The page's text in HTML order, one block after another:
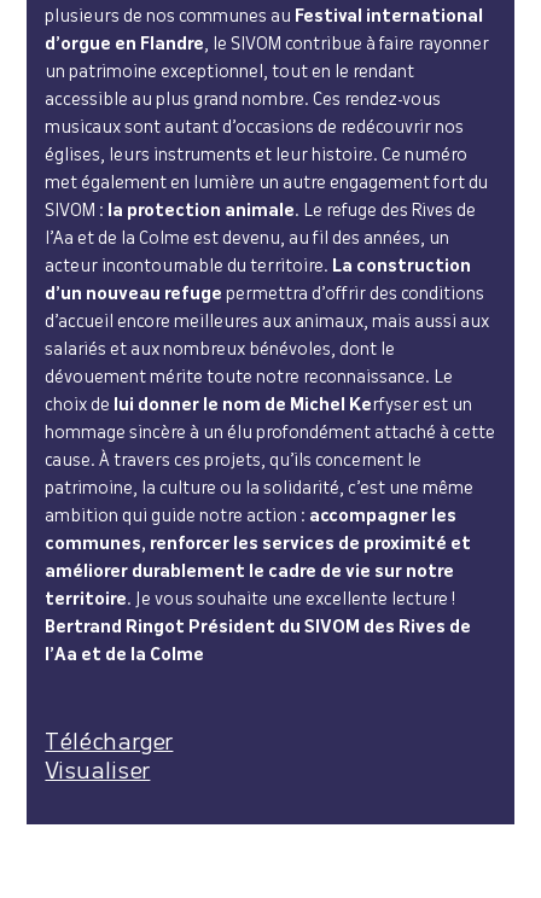
plusieurs de nos communes au Festival international
d’orgue en Flandre, le SIVOM contribue à faire rayonner
un patrimoine exceptionnel, tout en le rendant
accessible au plus grand nombre. Ces rendez-vous
musicaux sont autant d’occasions de redécouvrir nos
églises, leurs instruments et leur histoire. Ce numéro
met également en lumière un autre engagement fort du
SIVOM :
la protection animale. Le refuge des Rives de
l’Aa et de la Colme est devenu, au fil des années, un
acteur incontournable du territoire. La construction
d’un nouveau refuge permettra d’offrir des conditions
d’accueil encore meilleures aux animaux, mais aussi aux
salariés et aux nombreux bénévoles, dont le
dévouement mérite toute notre reconnaissance. Le
choix de
lui donner le nom de Michel Kerfyser est un
hommage sincère à un élu profondément attaché à cette
cause. À travers ces projets, qu’ils concernent le
patrimoine, la culture ou la solidarité, c’est une même
ambition qui guide notre action : accompagner les
communes, renforcer les services de proximité et
améliorer durablement le cadre de vie sur notre
territoire. Je vous souhaite une excellente lecture !
Bertrand Ringot Président du SIVOM des Rives de
l’Aa et de la Colme
Télécharger
Visualiser